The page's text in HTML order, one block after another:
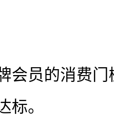
会员的消费
标。